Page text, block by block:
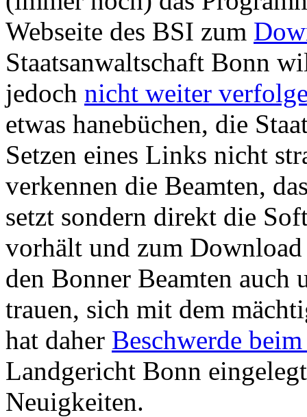
Webseite des BSI zum
Staatsanwaltschaft Bonn
jedoch nicht weiter
etwas hanebüchen, die
Setzen eines Links nicht
verkennen die Beamten,
setzt sondern direkt die
vorhält und zum
den Bonner Beamten auch
trauen, sich mit dem
hat daher Beschwerde
Landgericht Bonn
Neuigkeiten.